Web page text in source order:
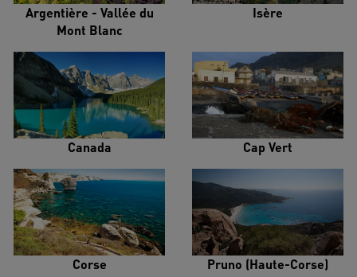
Argentière - Vallée du
Mont Blanc
Isère
Canada Cap Vert
Corse Pruno (Haute-Corse)